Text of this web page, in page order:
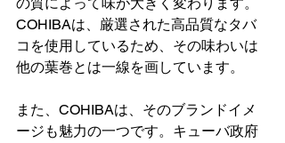
COHIBAは、厳選された高品質なタバ
コを使用しているため、その味わいは
他の葉巻とは一線を画しています。
また、COHIBAは、そのブランドイメ
ージも魅力の一つです。キューバ政府